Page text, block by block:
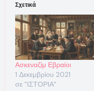
Σχετικά
Ασκεναζίμ Εβραίοι
1 Δεκεμβρίου 2021
σε "ΙΣΤΟΡΙΑ"